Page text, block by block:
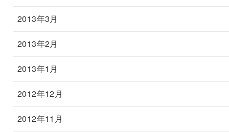
2013年3月
2013年2月
2013年1月
2012年12月
2012年11月